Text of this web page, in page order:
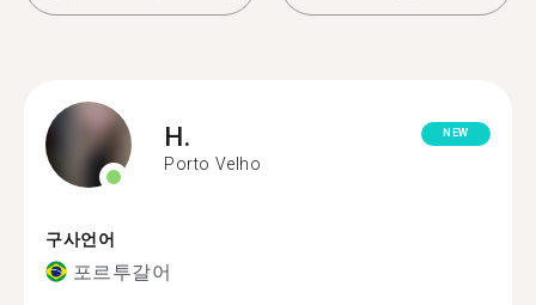
H.
Porto Velho
NEW
구사언어
포르투갈어